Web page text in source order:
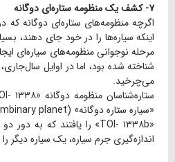
۷- کشف یک منظومه ستاره‌ای دوگانه
اگرچه منظومه‌های ستاره‌ای دوگانه که
اینکه سیاره‌ها را در خود جای دهند،
مرحله نوجوانی منظومه‌های سیاره‌ای
شناخته شده بود، اما در اوایل
می‌چرخید.
«سیاره ستاره دوگانه» (circumbinary planet) به نام
اندازه‌گیری جرم سیاره، یک سیاره دیگر